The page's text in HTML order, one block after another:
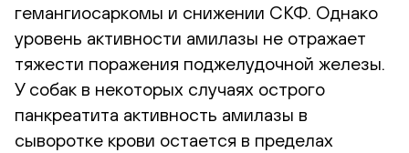
гемангиосаркомы и снижении СКФ. Однако
уровень активности амилазы не отражает
тяжести поражения поджелудочной железы.
У собак в некоторых случаях острого
панкреатита активность амилазы в
сыворотке крови остается в пределах